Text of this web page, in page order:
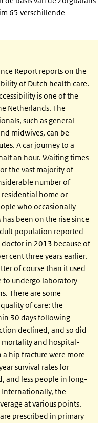
65 verschillende
Report reports on the
of Dutch health care.
is one of the
Netherlands. The
such as general
midwives, can be
A car journey to a
an hour. Waiting times
the vast majority of
number of
home or
who occasionally
been on the rise since
population reported
in 2013 because of
cent three years earlier.
of course than it used
to undergo laboratory
There are some
of care: the
30 days following
declined, and so did
and hospital-
hip fracture were more
survival rates for
and less people in long-
Internationally, the
at various points.
prescribed in primary